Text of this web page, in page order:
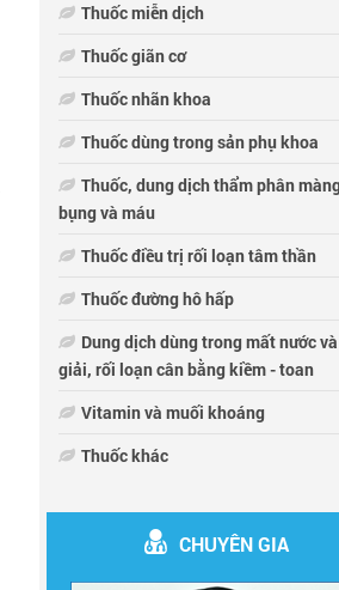
Thuốc miễn dịch
Thuốc giãn cơ
Thuốc nhãn khoa
Thuốc dùng trong sản phụ khoa
Thuốc, dung dịch thẩm phân
bụng và máu
Thuốc điều trị rối loạn tâm thần
Thuốc đường hô hấp
Dung dịch dùng trong mất nước
giải, rối loạn cân bằng kiềm - toan
Vitamin và muối khoáng
Thuốc khác
CHUYÊN GIA